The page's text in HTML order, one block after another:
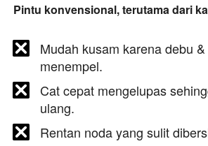
Pintu konvensional, terutama dari
Mudah kusam karena debu
menempel.
Cat cepat mengelupas
ulang.
Rentan noda yang sulit